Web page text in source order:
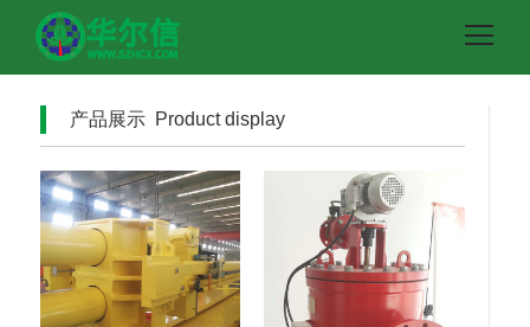
产品展示 Product display